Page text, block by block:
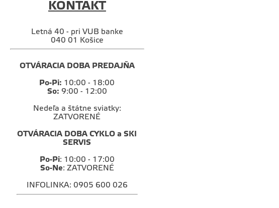
KONTAKT
Letná 40 - pri VUB banke
040 01 Košice
OTVÁRACIA DOBA PREDAJŇA
Po-Pi: 10:00 - 18:00
So: 9:00 - 12:00
Nedeľa a štátne sviatky:
ZATVORENÉ
OTVÁRACIA DOBA CYKLO a SKI
SERVIS
Po-Pi: 10:00 - 17:00
So-Ne: ZATVORENÉ
INFOLINKA: 0905 600 026